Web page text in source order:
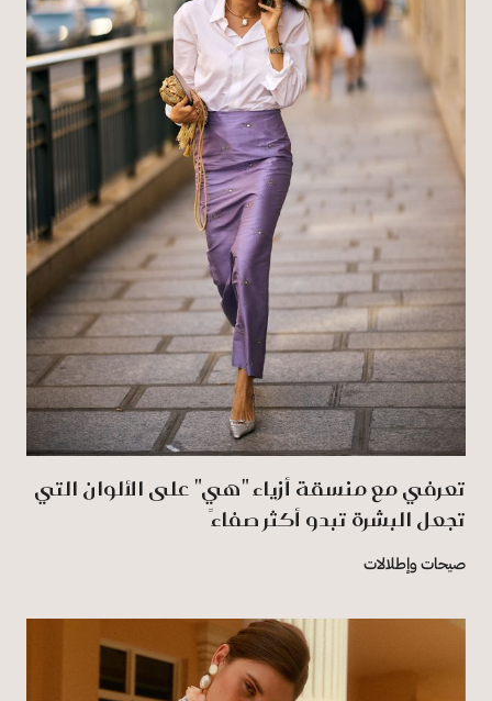
تعرفي مع منسقة أزياء "هي" على الألوان التي
تجعل البشرة تبدو أكثر صفاءً
صيحات وإطلالات